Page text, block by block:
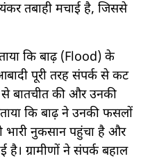
तबाही मचाई है, जिससे
कि बाढ़ (Flood) के
पूरी तरह संपर्क से कट
से बातचीत की और उनकी
कि बाढ़ ने उनकी फसलों
भारी नुकसान पहुंचा है और
ग्रामीणों ने संपर्क बहाल